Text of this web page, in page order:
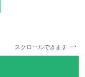
スクロールできます